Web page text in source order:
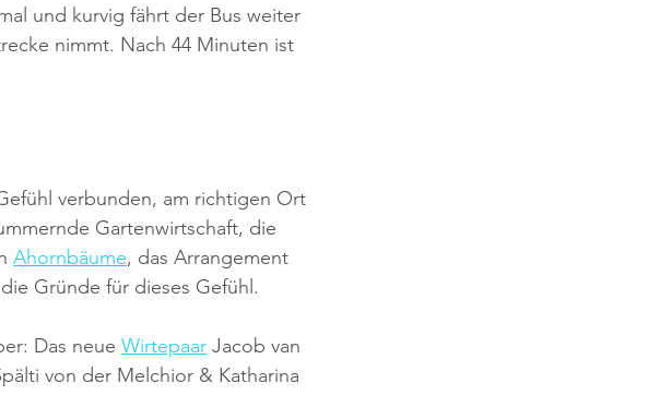
und kurvig fährt der Bus weiter
nimmt. Nach 44 Minuten ist
verbunden, am richtigen Ort
Gartenwirtschaft, die
Ahornbäume, das Arrangement
Gründe für dieses Gefühl.
Das neue Wirtepaar Jacob van
von der Melchior & Katharina